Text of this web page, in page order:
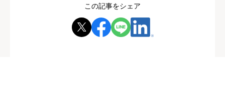
この記事をシェア